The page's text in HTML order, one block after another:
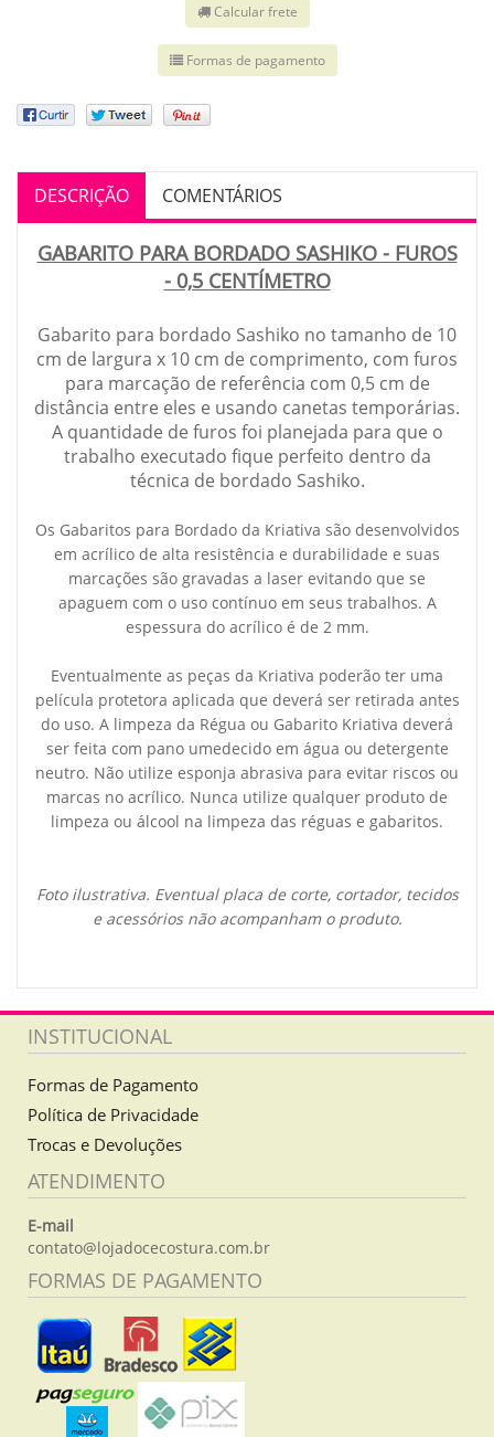
Calcular frete
Formas de pagamento
DESCRIÇÃO COMENTÁRIOS
GABARITO PARA BORDADO SASHIKO - FUROS
- 0,5 CENTÍMETRO
Gabarito para bordado Sashiko no tamanho de 10
cm de largura x 10 cm de comprimento, com furos
para marcação de referência com 0,5 cm de
distância entre eles e usando canetas temporárias.
A quantidade de furos foi planejada para que o
trabalho executado fique perfeito dentro da
técnica de bordado Sashiko.
Os Gabaritos para Bordado da Kriativa são desenvolvidos
em acrílico de alta resistência e durabilidade e suas
marcações são gravadas a laser evitando que se
apaguem com o uso contínuo em seus trabalhos. A
espessura do acrílico é de 2 mm.
Eventualmente as peças da Kriativa poderão ter uma
película protetora aplicada que deverá ser retirada antes
do uso. A limpeza da Régua ou Gabarito Kriativa deverá
ser feita com pano umedecido em água ou detergente
neutro. Não utilize esponja abrasiva para evitar riscos ou
marcas no acrílico. Nunca utilize qualquer produto de
limpeza ou álcool na limpeza das réguas e gabaritos.
Foto ilustrativa. Eventual placa de corte, cortador, tecidos
e acessórios não acompanham o produto.
INSTITUCIONAL
Formas de Pagamento
Política de Privacidade
Trocas e Devoluções
ATENDIMENTO
E-mail
contato@lojadocecostura.com.br
FORMAS DE PAGAMENTO